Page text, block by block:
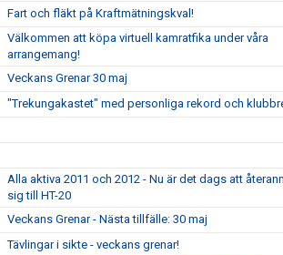
Fart och fläkt på Kraftmätningskval!
Välkommen att köpa virtuell kamratfika under våra
arrangemang!
Veckans Grenar 30 maj
"Trekungakastet" med personliga rekord och
Alla aktiva 2011 och 2012 - Nu är det dags att
sig till HT-20
Veckans Grenar - Nästa tillfälle: 30 maj
Tävlingar i sikte - veckans grenar!